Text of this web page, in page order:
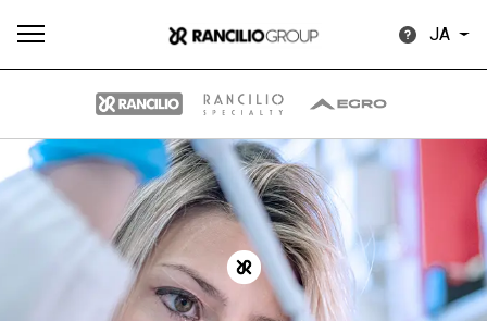
JA
す
製品
情報
ニュ
ダウン
ロード
る